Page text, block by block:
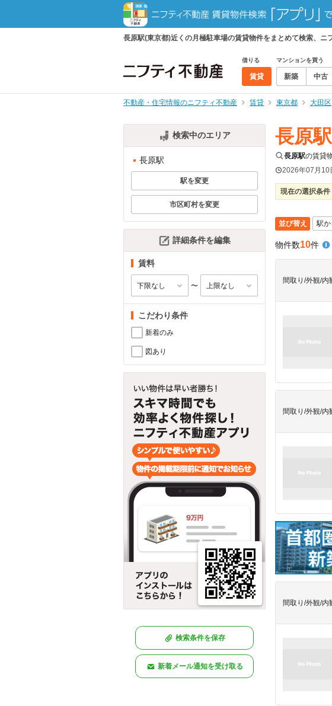
長原駅(東京都)近くの月極駐車場の賃貸物件をまとめて検索、ニ
借りる
賃貸
マンションを買う
新築 中古
不動産・住宅情報のニフティ不動産 賃貸 東京都 大田区
検索中のエリア
長原駅
駅を変更
市区町村を変更
詳細条件を編集
賃料
〜
こだわり条件
新着のみ
図あり
検索条件を保存
新着メール通知を受け取る
長原駅
長原駅の賃貸
2026年07月10
現在の選択条件
並び替え
物件数10件
間取り/外観/内
間取り/外観/内
間取り/外観/内